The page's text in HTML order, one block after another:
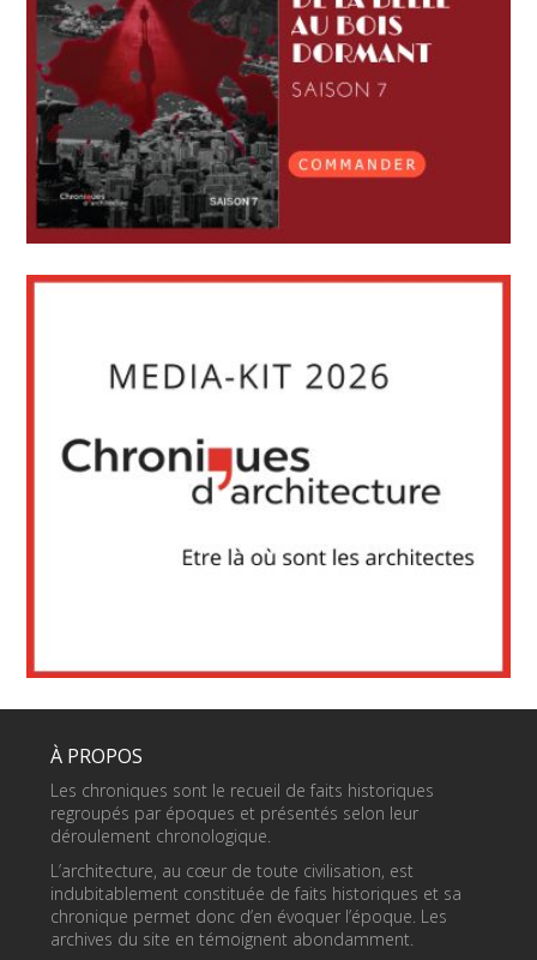
À PROPOS
Les chroniques sont le recueil de faits historiques
regroupés par époques et présentés selon leur
déroulement chronologique.
L’architecture, au cœur de toute civilisation, est
indubitablement constituée de faits historiques et sa
chronique permet donc d’en évoquer l’époque. Les
archives du site en témoignent abondamment.